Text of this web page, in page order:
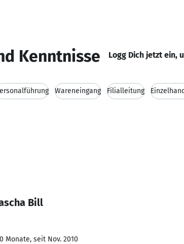
Kenntnisse Logg Dich jetzt ein,
Wareneingang Filialleitung
Bill
Monate, seit Nov. 2010